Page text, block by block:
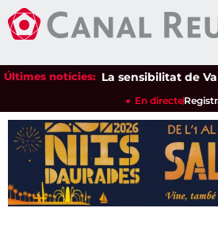
Últimes notícies:La sensibilitat de
En directe